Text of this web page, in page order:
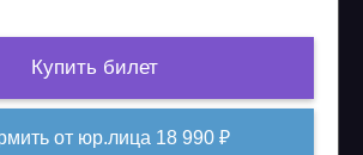
Купить билет
от юр.лица 18 990 ₽